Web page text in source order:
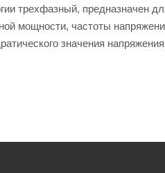
трехфазный, предназначен
мощности, частоты
значения